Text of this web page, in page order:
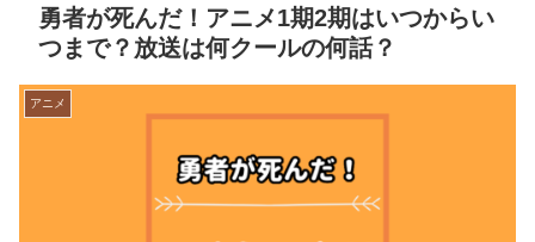
勇者が死んだ！アニメ1期2期はいつからい
つまで？放送は何クールの何話？
アニメ